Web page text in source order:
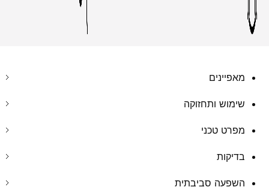
מאפיינים
שימוש ותחזוקה
מפרט טכני
בדיקות
השפעה סביבתית